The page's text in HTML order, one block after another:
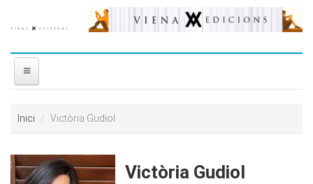
DISTRIBUÏDORA
Inici Victòria Gudiol
Victòria Gudiol